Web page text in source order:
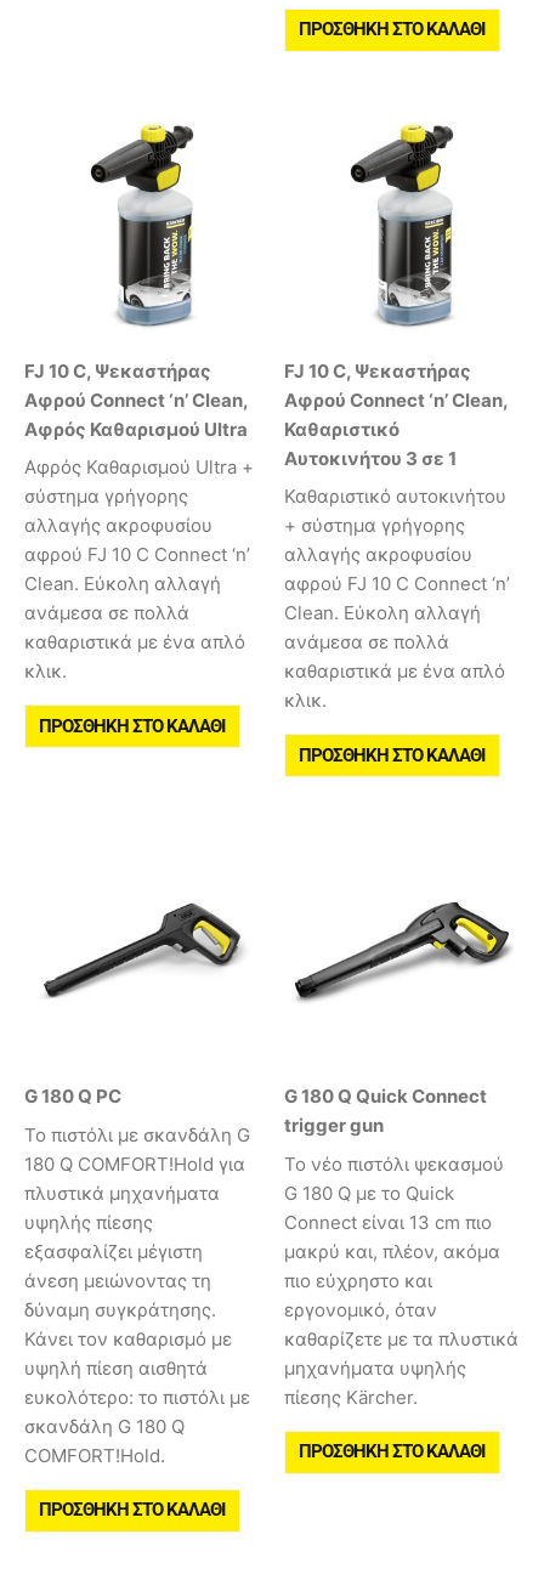
ΠΡΟΣΘΉΚΗ ΣΤΟ ΚΑΛΆΘΙ
FJ 10 C, Ψεκαστήρας
Αφρού Connect ‘n’ Clean,
Αφρός Καθαρισμού Ultra
Αφρός Καθαρισμού Ultra +
σύστημα γρήγορης
αλλαγής ακροφυσίου
αφρού FJ 10 C Connect ‘n’
Clean. Εύκολη αλλαγή
ανάμεσα σε πολλά
καθαριστικά με ένα απλό
κλικ.
ΠΡΟΣΘΉΚΗ ΣΤΟ ΚΑΛΆΘΙ
FJ 10 C, Ψεκαστήρας
Αφρού Connect ‘n’ Clean,
Καθαριστικό
Αυτοκινήτου 3 σε 1
Καθαριστικό αυτοκινήτου
+ σύστημα γρήγορης
αλλαγής ακροφυσίου
αφρού FJ 10 C Connect ‘n’
Clean. Εύκολη αλλαγή
ανάμεσα σε πολλά
καθαριστικά με ένα απλό
κλικ.
ΠΡΟΣΘΉΚΗ ΣΤΟ ΚΑΛΆΘΙ
G 180 Q PC
Το πιστόλι με σκανδάλη G
180 Q COMFORT!Hold για
πλυστικά μηχανήματα
υψηλής πίεσης
εξασφαλίζει μέγιστη
άνεση μειώνοντας τη
δύναμη συγκράτησης.
Κάνει τον καθαρισμό με
υψηλή πίεση αισθητά
ευκολότερο: το πιστόλι με
σκανδάλη G 180 Q
COMFORT!Hold.
ΠΡΟΣΘΉΚΗ ΣΤΟ ΚΑΛΆΘΙ
G 180 Q Quick Connect
trigger gun
Το νέο πιστόλι ψεκασμού
G 180 Q με το Quick
Connect είναι 13 cm πιο
μακρύ και, πλέον, ακόμα
πιο εύχρηστο και
εργονομικό, όταν
καθαρίζετε με τα πλυστικά
μηχανήματα υψηλής
πίεσης Kärcher.
ΠΡΟΣΘΉΚΗ ΣΤΟ ΚΑΛΆΘΙ